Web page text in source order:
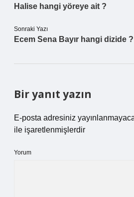
Halise hangi yöreye ait ?
Sonraki Yazı
Ecem Sena Bayır hangi dizide ?
Bir yanıt yazın
E-posta adresiniz
ile işaretlenmişlerdir
Yorum